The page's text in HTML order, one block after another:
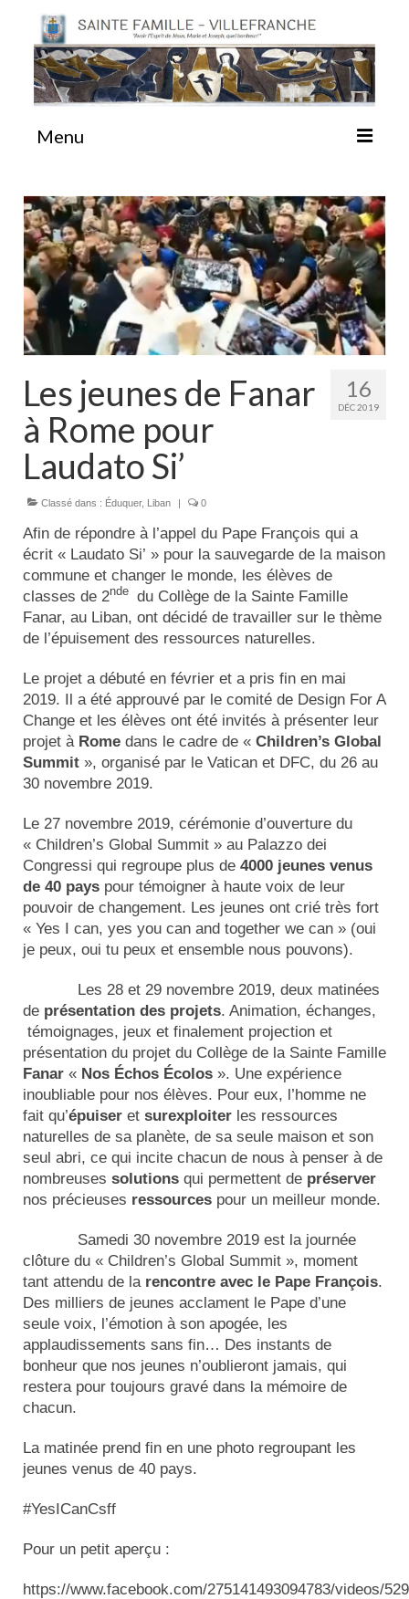
Menu
#87 (pas de titre)
Sainte Emilie
La Congrégation
La Maison-Mère
Actualités
Tutelle
16
DÉC 2019
Les jeunes de Fanar
à Rome pour
Laudato Si’
Classé dans : Éduquer, Liban | 0
Afin de répondre à l’appel du Pape François qui a
écrit « Laudato Si’ » pour la sauvegarde de la maison
commune et changer le monde, les élèves de
classes de 2nde du Collège de la Sainte Famille
Fanar, au Liban, ont décidé de travailler sur le thème
de l’épuisement des ressources naturelles.
Le projet a débuté en février et a pris fin en mai
2019. Il a été approuvé par le comité de Design For A
Change et les élèves ont été invités à présenter leur
projet à Rome dans le cadre de « Children’s Global
Summit », organisé par le Vatican et DFC, du 26 au
30 novembre 2019.
Le 27 novembre 2019, cérémonie d’ouverture du
« Children’s Global Summit » au Palazzo dei
Congressi qui regroupe plus de 4000 jeunes venus
de 40 pays pour témoigner à haute voix de leur
pouvoir de changement. Les jeunes ont crié très fort
« Yes I can, yes you can and together we can » (oui
je peux, oui tu peux et ensemble nous pouvons).
Les 28 et 29 novembre 2019, deux matinées
de présentation des projets. Animation, échanges,
témoignages, jeux et finalement projection et
présentation du projet du Collège de la Sainte Famille
Fanar « Nos Échos Écolos ». Une expérience
inoubliable pour nos élèves. Pour eux, l’homme ne
fait qu’épuiser et surexploiter les ressources
naturelles de sa planète, de sa seule maison et son
seul abri, ce qui incite chacun de nous à penser à de
nombreuses solutions qui permettent de préserver
nos précieuses ressources pour un meilleur monde.
Samedi 30 novembre 2019 est la journée
clôture du « Children’s Global Summit », moment
tant attendu de la rencontre avec le Pape François.
Des milliers de jeunes acclament le Pape d’une
seule voix, l’émotion à son apogée, les
applaudissements sans fin… Des instants de
bonheur que nos jeunes n’oublieront jamais, qui
restera pour toujours gravé dans la mémoire de
chacun.
La matinée prend fin en une photo regroupant les
jeunes venus de 40 pays.
#YesICanCsff
Pour un petit aperçu :
https://www.facebook.com/275141493094783/videos/